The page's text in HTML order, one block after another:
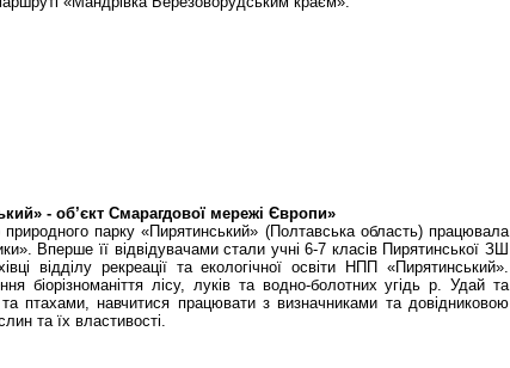
- об’єкт Смарагдової мережі Європи»
парку «Пирятинський» (Полтавська область) працювала
Вперше її відвідувачами стали учні 6-7 класів Пирятинської ЗШ
відділу рекреації та екологічної освіти
НПП«Пирятинський».
біорізноманіття лісу, луків та водно-болотних угідь р. Удай та
птахами, навчитися працювати з визначниками та довідниковою
та їх властивості.